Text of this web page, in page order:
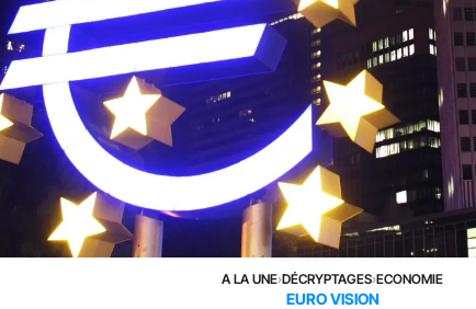
A LA UNE›DÉCRYPTAGES›ECONOMIE
EURO VISION